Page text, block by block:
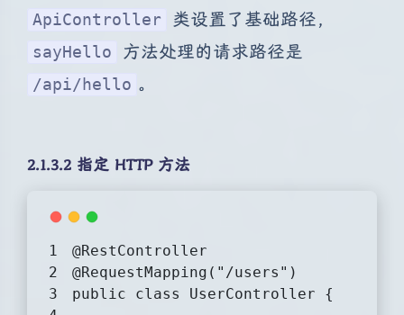
ApiController 类设置了基础路径，
sayHello 方法处理的请求路径是
/api/hello 。
2.1.3.2 指定 HTTP 方法
@RestController
@RequestMapping("/users")
public
class UserController {